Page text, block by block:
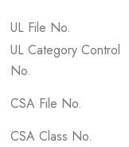
UL File No.
UL Category Control
No.
CSA File No.
CSA Class No.